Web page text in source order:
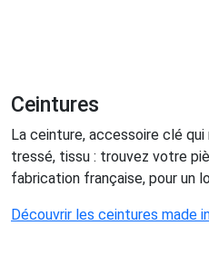
Ceintures
La ceinture, accessoire clé
tressé, tissu : trouvez votre
fabrication française, pour un
Découvrir les ceintures made